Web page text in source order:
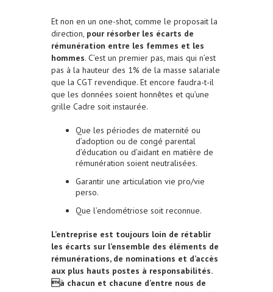
Et non en un one-shot, comme le proposait la
direction, pour résorber les écarts de
rémunération entre les femmes et les
hommes. C’est un premier pas, mais qui n’est
pas à la hauteur des 1% de la masse salariale
que la CGT revendique. Et encore faudra-t-il
que les données soient honnêtes et qu’une
grille Cadre soit instaurée.
Que les périodes de maternité ou
d’adoption ou de congé parental
d’éducation ou d’aidant en matière de
rémunération soient neutralisées.
Garantir une articulation vie pro/vie
perso.
Que l’endométriose soit reconnue.
L’entreprise est toujours loin de rétablir
les écarts sur l’ensemble des éléments de
rémunérations, de nominations et d’accès
aux plus hauts postes à responsabilités.
à chacun et chacune d’entre nous de